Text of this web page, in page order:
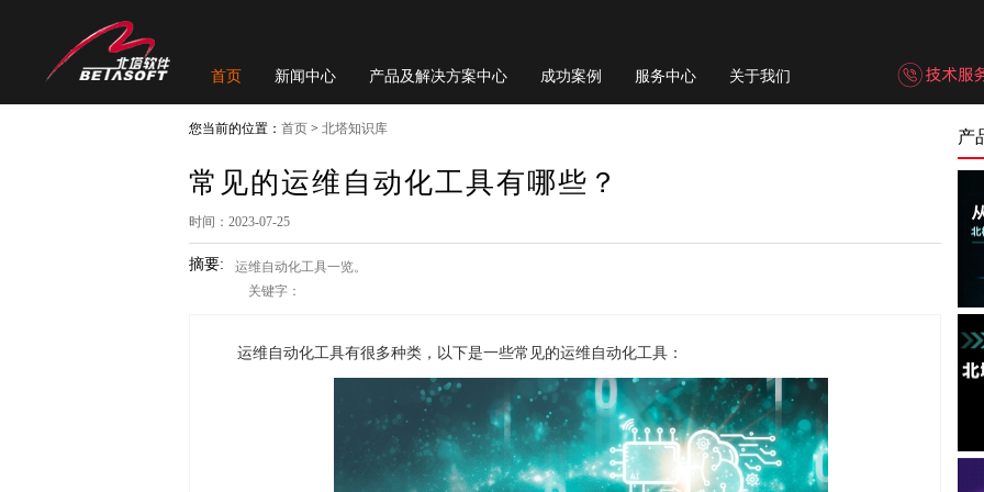
首页 新闻中心 产品及解决方案中心 成功案例 服务中心 关于我们
您当前的位置： 首页 > 北塔知识库
常见的运维自动化工具有哪些？
时间：2023-07-25
摘要:
运维自动化工具一览。
关键字：
运维自动化工具有很多种类，以下是一些常见的运维自动化工具：
产